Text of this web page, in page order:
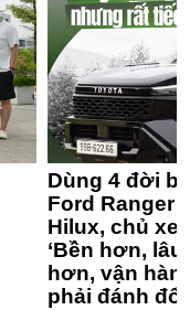
Dùng 4 đời
Ford Ranger
Hilux, chủ xe
‘Bền hơn,
hơn, vận
phải đánh